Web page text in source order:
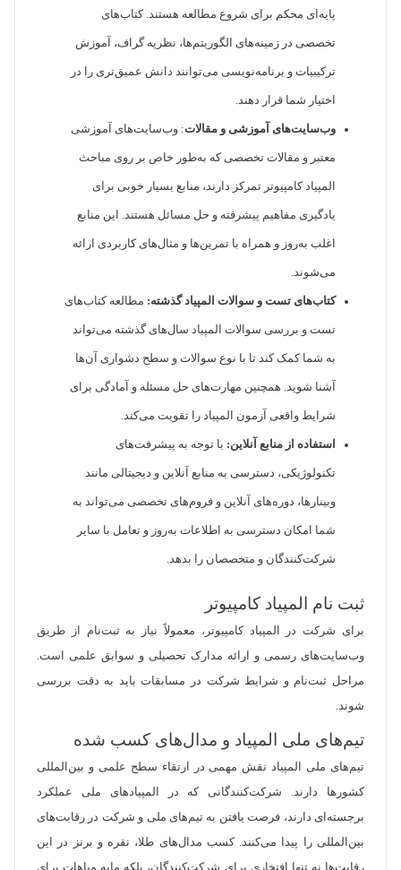
پایه‌ای محکم برای شروع مطالعه هستند. کتاب‌های
تخصصی در زمینه‌های الگوریتم‌ها، نظریه گراف، آموزش
ترکیبیات و برنامه‌نویسی می‌توانند دانش عمیق‌تری را در
اختیار شما قرار دهند.
وب‌سایت‌های آموزشی و مقالات: وب‌سایت‌های آموزشی
معتبر و مقالات تخصصی که به‌طور خاص بر روی مباحث
المپیاد کامپیوتر تمرکز دارند، منابع بسیار خوبی برای
یادگیری مفاهیم پیشرفته و حل مسائل هستند. این منابع
اغلب به‌روز و همراه با تمرین‌ها و مثال‌های کاربردی ارائه
می‌شوند.
کتاب‌های تست و سوالات المپیاد گذشته: مطالعه کتاب‌های
تست و بررسی سوالات المپیاد سال‌های گذشته می‌تواند
به شما کمک کند تا با نوع سوالات و سطح دشواری آن‌ها
آشنا شوید. همچنین مهارت‌های حل مسئله و آمادگی برای
شرایط واقعی آزمون المپیاد را تقویت می‌کند.
استفاده از منابع آنلاین: با توجه به پیشرفت‌های
تکنولوژیکی، دسترسی به منابع آنلاین و دیجیتالی مانند
وبینارها، دوره‌های آنلاین و فروم‌های تخصصی می‌تواند به
شما امکان دسترسی به اطلاعات به‌روز و تعامل با سایر
شرکت‌کنندگان و متخصصان را بدهد.
ثبت نام المپیاد کامپیوتر
برای شرکت در المپیاد کامپیوتر، معمولاً نیاز به ثبت‌نام از طریق
وب‌سایت‌های رسمی و ارائه مدارک تحصیلی و سوابق علمی است.
مراحل ثبت‌نام و شرایط شرکت در مسابقات باید به دقت بررسی
شوند.
تیم‌های ملی المپیاد و مدال‌های کسب شده
تیم‌های ملی المپیاد نقش مهمی در ارتقاء سطح علمی و بین‌المللی
کشورها دارند. شرکت‌کنندگانی که در المپیادهای ملی عملکرد
برجسته‌ای دارند، فرصت یافتن به تیم‌های ملی و شرکت در رقابت‌های
بین‌المللی را پیدا می‌کنند. کسب مدال‌های طلا، نقره و برنز در این
رقابت‌ها نه تنها افتخاری برای شرکت‌کنندگان، بلکه مایه مباهات برای